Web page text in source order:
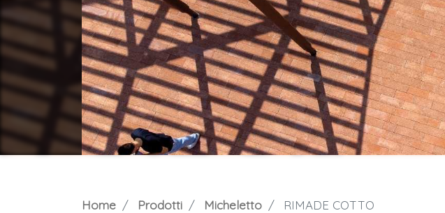
Home Prodotti Micheletto RIMADE COTTO